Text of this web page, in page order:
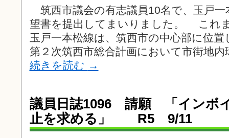
筑西市議会の有志議員10名で、玉戸一
望書を提出してまいりました。 これ
玉戸一本松線は、筑西市の中心部に位
第２次筑西市総合計画において市街地
続きを読む →
議員日誌1096 請願 「インボ
止を求める」 R5 9/11